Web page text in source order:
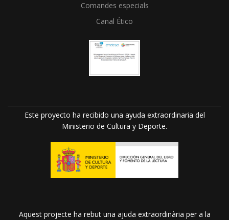
Comandes especials
Canal Ético
Este proyecto ha recibido una ayuda extraordinaria del
Ministerio de Cultura y Deporte.
Aquest projecte ha rebut una ajuda extraordinària per a la